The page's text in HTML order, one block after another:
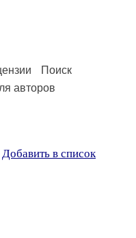
Поиск
авторов
Добавить в список